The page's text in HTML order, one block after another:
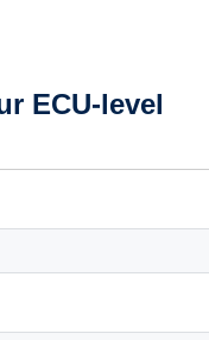
ECU-level